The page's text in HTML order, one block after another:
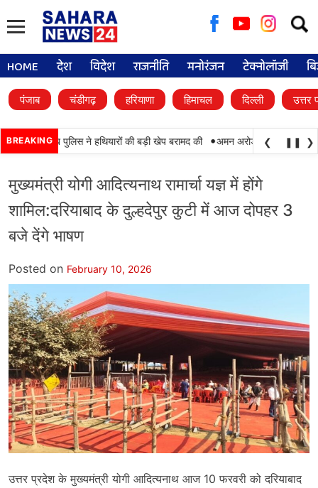
for:
HOME देश विदेश राजनीति मनोरंजन टेक्नोलॉजी
पंजाब चंडीगढ़ हरियाणा हिमाचल दिल्ली उत्तर
BREAKING
और पंजाब पुलिस ने हथियारों की बड़ी खेप बरामद की • अमन अरोड़ा ने शाहकोट हलके में
❮ ❚❚ ❯
मुख्यमंत्री योगी आदित्यनाथ रामार्चा यज्ञ में होंगे
शामिल:दरियाबाद के दुल्हदेपुर कुटी में आज दोपहर 3
बजे देंगे भाषण
Posted on February 10, 2026
उत्तर प्रदेश के मुख्यमंत्री योगी आदित्यनाथ आज 10 फरवरी को दरियाबाद